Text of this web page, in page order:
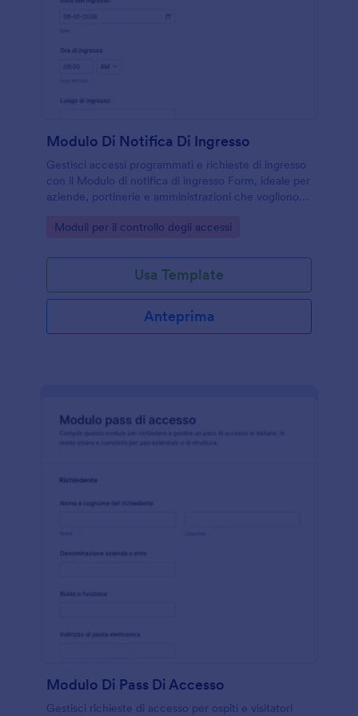
Modulo Di Notifica Di Ingresso
Gestisci accessi programmati e richieste di ingresso
con il Modulo di notifica di ingresso Form, ideale per
aziende, portinerie e amministrazioni che vogliono
risposta.
Go to Category:
Moduli per il controllo degli accessi
Usa Template
Anteprima
Modulo Di Pass Di Accesso
Gestisci richieste di accesso per ospiti e visitatori